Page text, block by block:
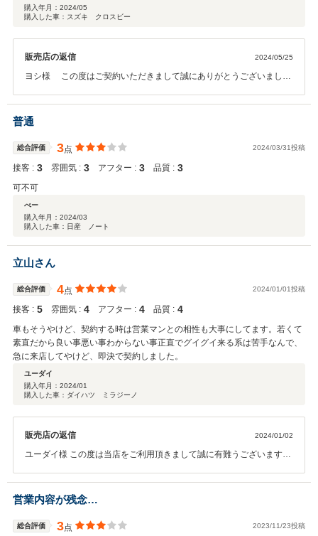
購入年月： 2024/05
購入した車：スズキ クロスビー
販売店の返信 2024/05/25
ヨシ様 この度はご契約いただきまして誠にありがとうございまし
価をいただきまして、社員一同心から感謝しております。弊社ではピ
カピカのお車をお客様に見て頂きたく、毎朝社員全員で洗車を行って
とも、どうぞ宜しくお願い致します。
普通
総合評価 3点 2024/03/31投稿
接客 : 3 雰囲気 : 3 アフター : 3 品質 : 3
可不可
べー
購入年月： 2024/03
購入した車：日産 ノート
立山さん
総合評価 4点 2024/01/01投稿
接客 : 5 雰囲気 : 4 アフター : 4 品質 : 4
車もそうやけど、契約する時は営業マンとの相性も大事にしてます。若くて
素直だから良い事悪い事わからない事正直でグイグイ来る系は苦手なんで、
急に来店してやけど、即決で契約しました。
ユーダイ
購入年月： 2024/01
購入した車：ダイハツ ミラジーノ
販売店の返信 2024/01/02
ユーダイ様 この度は当店をご利用頂きまして誠に有難うございます。
お車の整備面でもご満足いただけるようにスタッフ一同努めて参りま
す。もしお気づきの点がありましたらお気軽にお申し付けくださいま
せ。 重ねてになりますが、この度は大変有難うございました。今後と
もどうぞ宜しくお願い致します！
営業内容が残念…
総合評価 3点 2023/11/23投稿